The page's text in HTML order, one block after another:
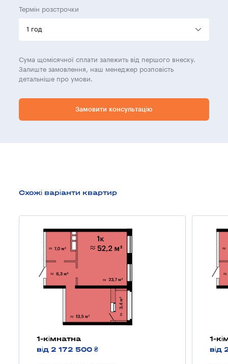
Термін розстрочки
Сума щомісячної сплати залежить від першого внеску.
Залиште замовлення, наш менеджер розповість
детальніше про умови.
Замовити консультацію
Схожі варіанти квартир
1-кімнатна
від 2 172 500 ₴
1-
від